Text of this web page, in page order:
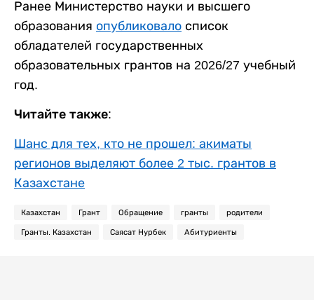
Ранее Министерство науки и высшего
образования опубликовало список
обладателей государственных
образовательных грантов на 2026/27 учебный
год.
Читайте также:
Шанс для тех, кто не прошел: акиматы
регионов выделяют более 2 тыс. грантов в
Казахстане
Казахстан Грант Обращение гранты родители
Гранты. Казахстан Саясат Нурбек Абитуриенты